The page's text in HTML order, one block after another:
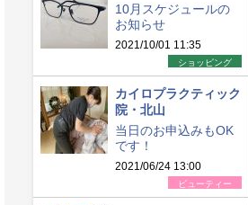
10月スケジュールの
お知らせ
2021/10/01 11:35
ショッピング
カイロプラクティック
院・北山
当日のお申込みもOK
です！
2021/06/24 13:00
ビューティー